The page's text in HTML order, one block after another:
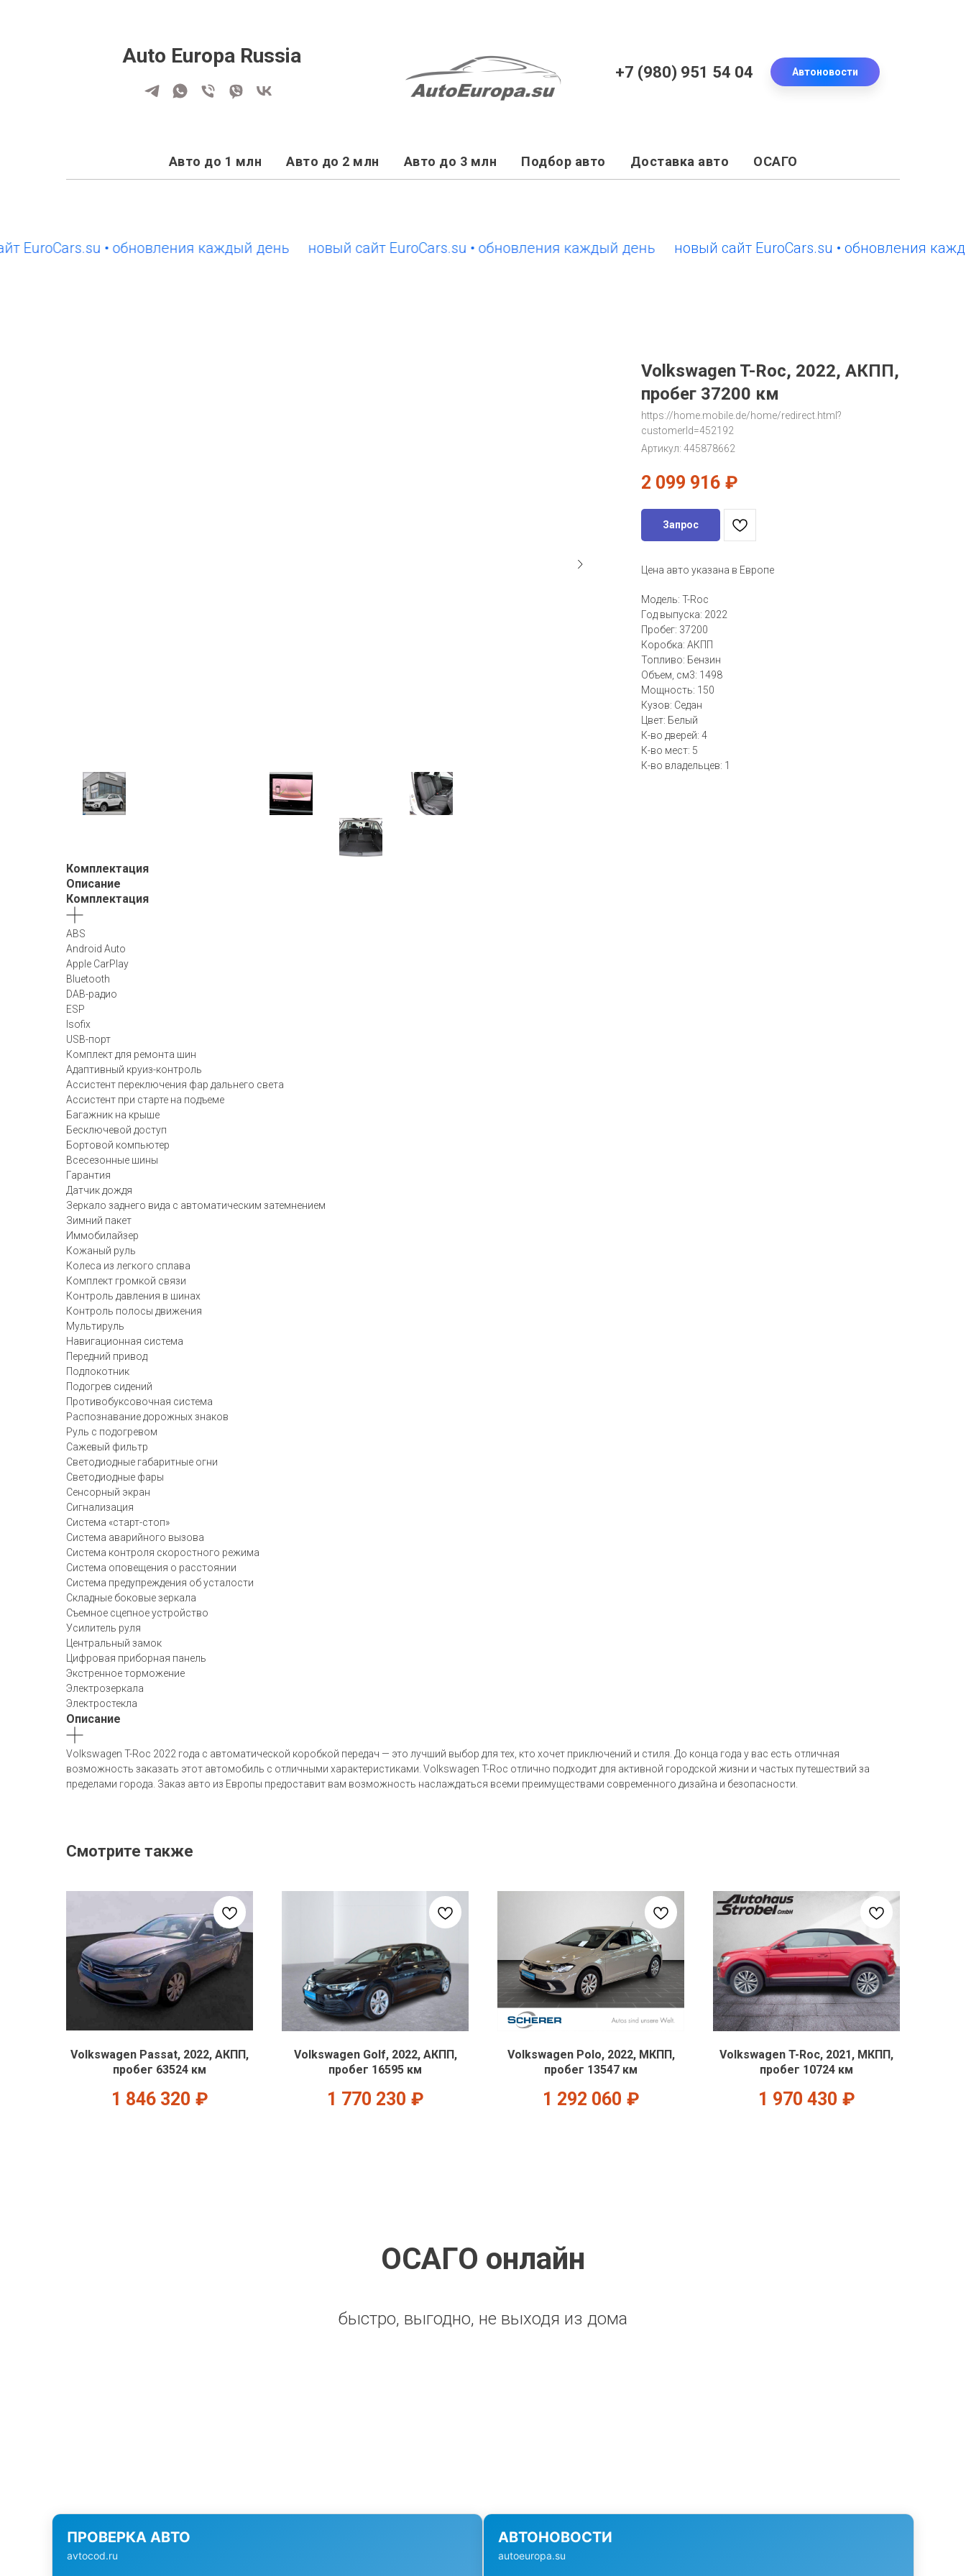
Auto Europa Russia
+7 (980) 951 54 04 Автоновости
Авто до 1 млн Авто до 2 млн Авто до 3 млн Подбор авто Доставка авто ОСАГО
• обновления каждый день новый сайт EuroCars.su • обновления каждый день новый сайт EuroCars.su • обновления каждый
Volkswagen T-Roc, 2022, АКПП,
пробег 37200 км
https://home.mobile.de/home/redirect.html?
customerId=452192
Артикул: 445878662
2 099 916 ₽
Запрос
Цена авто указана в Европе
Модель: T-Roc
Год выпуска: 2022
Пробег: 37200
Коробка: АКПП
Топливо: Бензин
Объем, см3: 1498
Мощность: 150
Кузов: Седан
Цвет: Белый
К-во дверей: 4
К-во мест: 5
К-во владельцев: 1
Комплектация
Описание
Комплектация
ABS
Android Auto
Apple CarPlay
Bluetooth
DAB-радио
ESP
Isofix
USB-порт
Комплект для ремонта шин
Адаптивный круиз-контроль
Ассистент переключения фар дальнего света
Ассистент при старте на подъеме
Багажник на крыше
Бесключевой доступ
Бортовой компьютер
Всесезонные шины
Гарантия
Датчик дождя
Зеркало заднего вида с автоматическим затемнением
Зимний пакет
Иммобилайзер
Кожаный руль
Колеса из легкого сплава
Комплект громкой связи
Контроль давления в шинах
Контроль полосы движения
Мультируль
Навигационная система
Передний привод
Подлокотник
Подогрев сидений
Противобуксовочная система
Распознавание дорожных знаков
Руль с подогревом
Сажевый фильтр
Светодиодные габаритные огни
Светодиодные фары
Сенсорный экран
Сигнализация
Система «старт-стоп»
Система аварийного вызова
Система контроля скоростного режима
Система оповещения о расстоянии
Система предупреждения об усталости
Складные боковые зеркала
Съемное сцепное устройство
Усилитель руля
Центральный замок
Цифровая приборная панель
Экстренное торможение
Электрозеркала
Электростекла
Описание
Volkswagen T-Roc 2022 года с автоматической коробкой передач — это лучший выбор для тех, кто хочет приключений и стиля. До конца года у вас есть отличная
возможность заказать этот автомобиль с отличными характеристиками. Volkswagen T-Roc отлично подходит для активной городской жизни и частых путешествий за
пределами города. Заказ авто из Европы предоставит вам возможность наслаждаться всеми преимуществами современного дизайна и безопасности.
Смотрите также
Volkswagen Passat, 2022, АКПП,
пробег 63524 км
1 846 320 ₽
Volkswagen Golf, 2022, АКПП,
пробег 16595 км
1 770 230 ₽
Volkswagen Polo, 2022, МКПП,
пробег 13547 км
1 292 060 ₽
Volkswagen T-Roc, 2021, МКПП,
пробег 10724 км
1 970 430 ₽
ОСАГО онлайн
быстро, выгодно, не выходя из дома
ПРОВЕРКА АВТО
avtocod.ru
АВТОНОВОСТИ
autoeuropa.su